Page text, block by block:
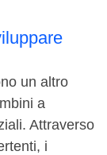
un altro
a
Attraverso
i